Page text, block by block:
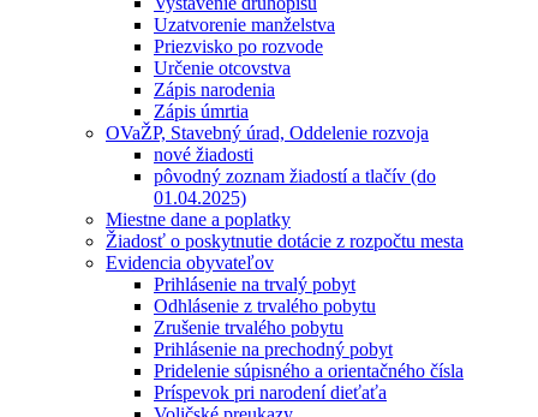
Uzatvorenie manželstva
Priezvisko po rozvode
Určenie otcovstva
Zápis narodenia
Zápis úmrtia
OVaŽP, Stavebný úrad, Oddelenie rozvoja
nové žiadosti
pôvodný zoznam žiadostí a tlačív (do
01.04.2025)
Miestne dane a poplatky
Žiadosť o poskytnutie dotácie z rozpočtu mesta
Evidencia obyvateľov
Prihlásenie na trvalý pobyt
Odhlásenie z trvalého pobytu
Zrušenie trvalého pobytu
Prihlásenie na prechodný pobyt
Pridelenie súpisného a orientačného čísla
Príspevok pri narodení dieťaťa